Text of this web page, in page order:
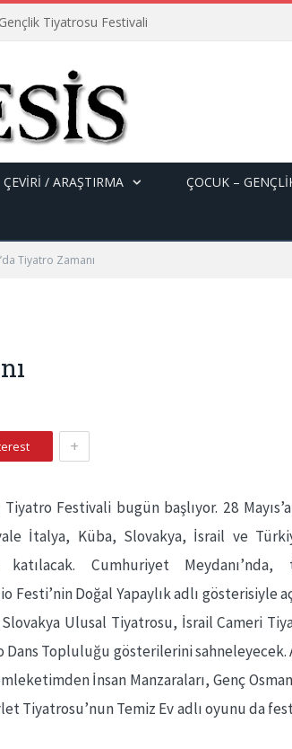
Tiyatrosu Festivali
ÇEVİRİ / ARAŞTIRMA ÇOCUK –
Tiyatro Zamanı
+
Festivali bugün başlıyor. 28
İtalya, Küba, Slovakya, İsrail ve
Cumhuriyet Meydanı’nda,
Doğal Yapaylık adlı gösterisiyle
Ulusal Tiyatrosu, İsrail Cameri
Dans Topluluğu gösterilerini sahneleyecek.
İnsan Manzaraları, Genç
Tiyatrosu’nun Temiz Ev adlı oyunu da